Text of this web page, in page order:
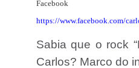
Facebook
https://www.facebook.com/
Sabia que o rock
Carlos? Marco do